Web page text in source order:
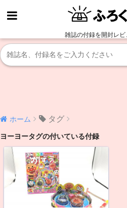
雑誌の付録を開封レ
ホーム タグ
ヨーヨータグの付いている付録